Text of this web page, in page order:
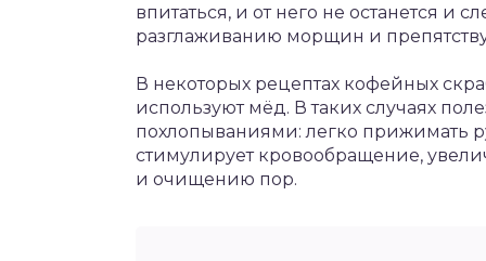
впитаться, и от него не останется и
разглаживанию морщин и
В некоторых рецептах кофейных
используют мёд. В таких случаях
похлопываниями: легко прижимать
стимулирует кровообращение,
и очищению пор.